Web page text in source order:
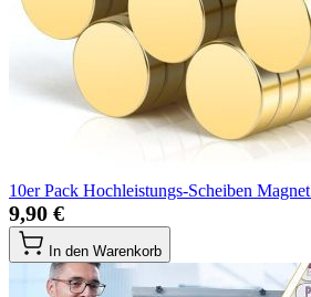
10er Pack Hochleistungs-Scheiben
9,90 €
In den Warenkorb